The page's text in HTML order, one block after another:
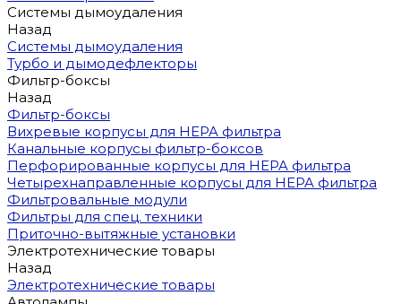
Системы дымоудаления
Назад
Системы дымоудаления
Турбо и дымодефлекторы
Фильтр-боксы
Назад
Фильтр-боксы
Вихревые корпусы для HEPA фильтра
Канальные корпусы фильтр-боксов
Перфорированные корпусы для HEPA фильтра
Четырехнаправленные корпусы для HEPA фильтра
Фильтровальные модули
Фильтры для спец. техники
Приточно-вытяжные установки
Электротехнические товары
Назад
Электротехнические товары